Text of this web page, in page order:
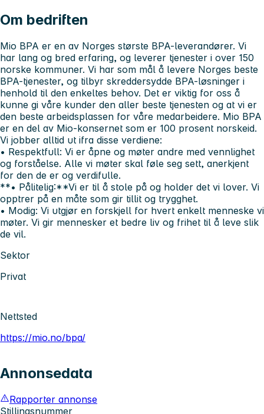
Om bedriften
Mio BPA er en av Norges største BPA-leverandører. Vi
har lang og bred erfaring, og leverer tjenester i over 150
norske kommuner. Vi har som mål å levere Norges beste
BPA-tjenester, og tilbyr skreddersydde BPA-løsninger i
henhold til den enkeltes behov. Det er viktig for oss å
kunne gi våre kunder den aller beste tjenesten og at vi er
den beste arbeidsplassen for våre medarbeidere. Mio BPA
er en del av Mio-konsernet som er 100 prosent norskeid.
Vi jobber alltid ut ifra disse verdiene:
• Respektfull: Vi er åpne og møter andre med vennlighet
og forståelse. Alle vi møter skal føle seg sett, anerkjent
for den de er og verdifulle.
**• Pålitelig:**Vi er til å stole på og holder det vi lover. Vi
opptrer på en måte som gir tillit og trygghet.
• Modig: Vi utgjør en forskjell for hvert enkelt menneske vi
møter. Vi gir mennesker et bedre liv og frihet til å leve slik
de vil.
Sektor
Privat
Nettsted
https://mio.no/bpa/
Annonsedata
Rapporter annonse
Stillingsnummer